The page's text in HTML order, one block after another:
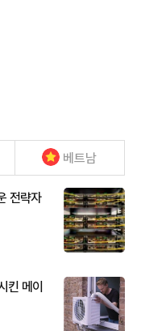
베트남
전략자
킨 메이